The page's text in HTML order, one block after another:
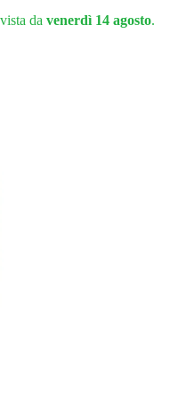
da venerdì 14 agosto.